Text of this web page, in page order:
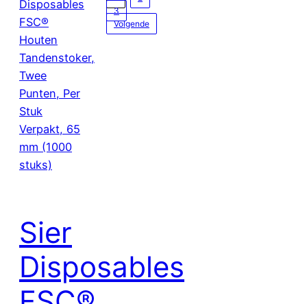
Sier
Disposables
3
Volgende